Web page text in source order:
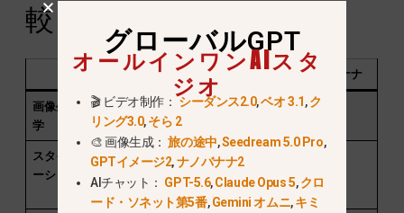
較
特徴 旅の途中 安定した拡散 ナノバナナ
画像生成の美
学
とても強い 強い 平均
スタイライゼ
ーション能力
スタイルが高
コントロール
可能なスタイ
ル
グローバルGPT
オールインワンAIスタ
ジオ
🎬 ビデオ制作：シーダンス2.0,ベオ 3.1,ク
リング3.0,そら 2
🎨 画像生成：旅の途中,Seedream 5.0 Pro,
GPTイメージ2,ナノバナナ2
AIチャット： GPT-5.6,Claude Opus 5,クロ
ード・ソネット第5番,Gemini オムニ,キミ